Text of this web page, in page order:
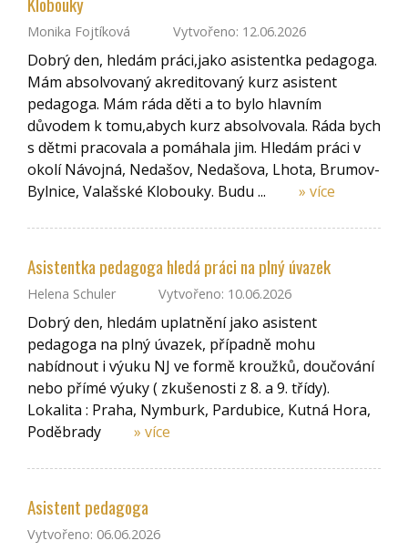
Monika Fojtíková Vytvořeno: 12.06.2026
Dobrý den, hledám práci,jako asistentka pedagoga.
Mám absolvovaný akreditovaný kurz asistent
pedagoga. Mám ráda děti a to bylo hlavním
důvodem k tomu,abych kurz absolvovala. Ráda bych
s dětmi pracovala a pomáhala jim. Hledám práci v
okolí Návojná, Nedašov, Nedašova, Lhota, Brumov-
Bylnice, Valašské Klobouky. Budu ...
» více
Asistentka pedagoga hledá práci na plný úvazek
Helena Schuler Vytvořeno: 10.06.2026
Dobrý den, hledám uplatnění jako asistent
pedagoga na plný úvazek, případně mohu
nabídnout i výuku NJ ve formě kroužků, doučování
nebo přímé výuky ( zkušenosti z 8. a 9. třídy).
Lokalita : Praha, Nymburk, Pardubice, Kutná Hora,
Poděbrady
» více
Asistent pedagoga
Vytvořeno: 06.06.2026